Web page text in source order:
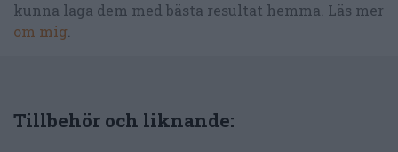
kunna laga dem med bästa resultat hemma. Läs mer
om mig
Tillbehör och liknande: